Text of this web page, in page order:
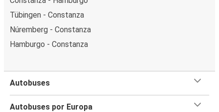
Tübingen - Constanza
Núremberg - Constanza
Hamburgo - Constanza
Autobuses
Autobuses por Europa